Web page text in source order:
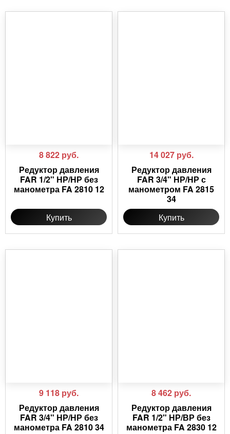
8 822 руб.
Редуктор давления
FAR 1/2" НР/НР без
манометра FA 2810 12
Купить
14 027 руб.
Редуктор давления
FAR 3/4" НР/НР с
манометром FA 2815
34
Купить
9 118 руб.
Редуктор давления
FAR 3/4" НР/НР без
манометра FA 2810 34
8 462 руб.
Редуктор давления
FAR 1/2" НР/ВР без
манометра FA 2830 12